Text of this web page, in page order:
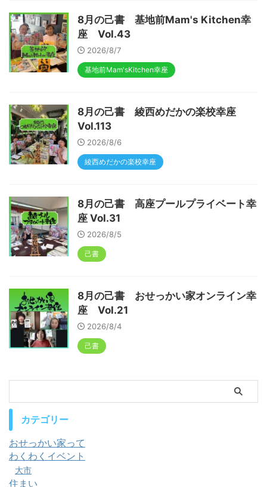
8月の己書 基地前Mam's Kitchen幸
座 Vol.43
2026/8/7
基地前Mam'sKitchen幸座
8月の己書 綾西めだかの楽校幸座
Vol.113
2026/8/6
綾西めだかの楽校幸座
8月の己書 高座プールプライベート幸
座 Vol.31
2026/8/5
己書
8月の己書 おせっかい家オンライン幸
座 Vol.21
2026/8/4
己書
カテゴリー
おせっかい家って
わくわくイベント
大市
住まい